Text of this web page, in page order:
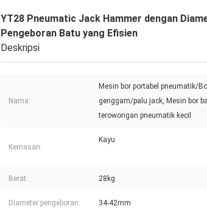
YT28 Pneumatic Jack Hammer dengan
Pengeboran Batu yang Efisien
Deskripsi
Nama:
Mesin bor portabel pneumatik/
genggam/palu jack, Mesin bor
terowongan pneumatik kecil
Kemasan:
Kayu
Berat: 28kg
Diameter pengeboran: 34-42mm